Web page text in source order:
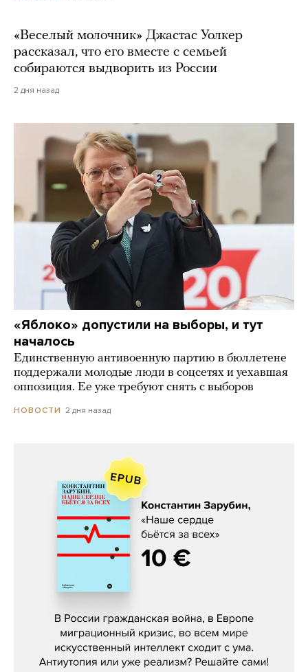
«Веселый молочник» Джастас Уолкер
рассказал, что его вместе с семьей
собираются выдворить из России
2 дня назад
«Яблоко» допустили на выборы, и тут
началось
Единственную антивоенную партию в бюллетене
поддержали молодые люди в соцсетях и уехавшая
оппозиция. Ее уже требуют снять с выборов
НОВОСТИ 2 дня назад
Константин Зарубин, «Наше сердце